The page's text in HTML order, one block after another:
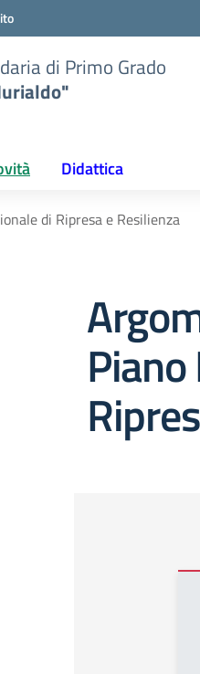
di Primo Grado
Didattica
di Ripresa e Resilienza